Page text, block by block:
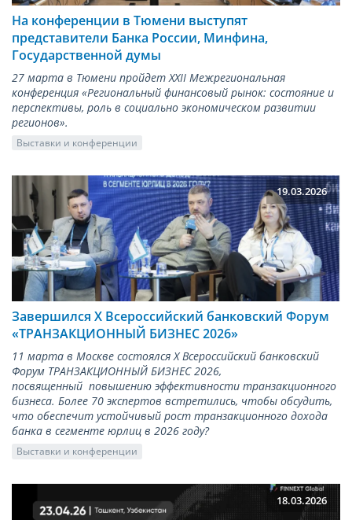
На конференции в Тюмени выступят
представители Банка России, Минфина,
Государственной думы
27 марта в Тюмени пройдет XXII Межрегиональная
конференция «Региональный финансовый рынок: состояние и
перспективы, роль в социально экономическом развитии
регионов».
Выставки и конференции
19.03.2026
Завершился X Всероссийский банковский Форум
«ТРАНЗАКЦИОННЫЙ БИЗНЕС 2026»
11 марта в Москве состоялся X Всероссийский банковский
Форум ТРАНЗАКЦИОННЫЙ БИЗНЕС 2026,
посвященный повышению эффективности транзакционного
бизнеса. Более 70 экспертов встретились, чтобы обсудить,
что обеспечит устойчивый рост транзакционного дохода
банка в сегменте юрлиц в 2026 году?
Выставки и конференции
18.03.2026